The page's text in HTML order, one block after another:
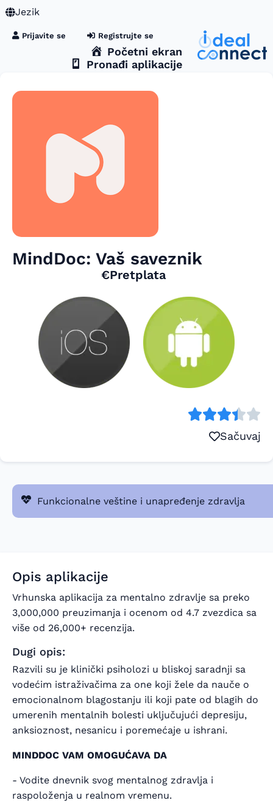
Jezik
Prijavite se Registrujte se
Početni ekran
Pronađi aplikacije
MindDoc: Vaš saveznik
€Pretplata
Sačuvaj
Funkcionalne veštine i unapređenje zdravlja
Opis aplikacije
Vrhunska aplikacija za mentalno zdravlje sa preko
3,000,000 preuzimanja i ocenom od 4.7 zvezdica sa
više od 26,000+ recenzija.
Dugi opis:
Razvili su je klinički psiholozi u bliskoj saradnji sa
vodećim istraživačima za one koji žele da nauče o
emocionalnom blagostanju ili koji pate od blagih do
umerenih mentalnih bolesti uključujući depresiju,
anksioznost, nesanicu i poremećaje u ishrani.
MINDDOC VAM OMOGUĆAVA DA
- Vodite dnevnik svog mentalnog zdravlja i
raspoloženja u realnom vremenu.